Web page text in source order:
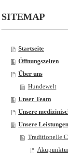
SITEMAP
Startseite
Öffnungszeiten
Über uns
Hundewelt
Unser Team
Unsere
Unsere
Traditionelle